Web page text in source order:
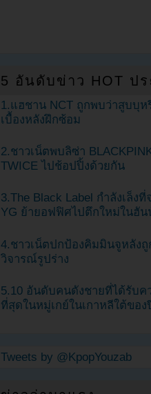
5 อันดับข่าว HOT ปร
1.แฮชาน NCT ถูกพบว่าสูบบุห
เบื้องหลังฝึกซ้อม
2.ชาวเน็ตพบลิซ่า
TWICE ไปช้อปปิ้งด้วยกัน
3.The Black Label กำลังเล็ง
YG ย้ายอฟฟิศไปตึกใหม่ในฮัน
4.ชาวเน็ตปกป้องคิมมินจูหลังถู
วิจารณ์รูปร่าง
5.10 อันดับคนดังชายที่ได้รับค
ที่สุดในหมู่เกย์ในเกาหลีใต้ของ
Tweets by @KpopYouzab